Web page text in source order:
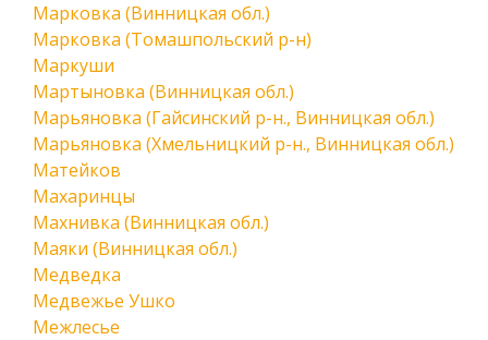
Марковка (Винницкая обл.)
Марковка (Томашпольский р-н)
Маркуши
Мартыновка (Винницкая обл.)
Марьяновка (Гайсинский р-н., Винницкая обл.)
Марьяновка (Хмельницкий р-н., Винницкая обл.)
Матейков
Махаринцы
Махнивка (Винницкая обл.)
Маяки (Винницкая обл.)
Медведка
Медвежье Ушко
Межлесье